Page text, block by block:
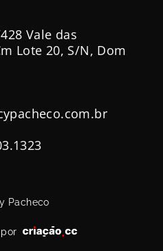
Vale das
Lote 20, S/N, Dom
Pacheco